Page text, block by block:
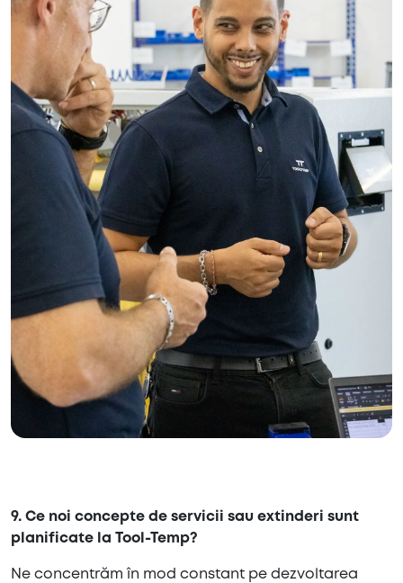
9. Ce noi concepte de servicii sau extinderi sunt
planificate la Tool-Temp?
Ne concentrăm în mod constant pe dezvoltarea